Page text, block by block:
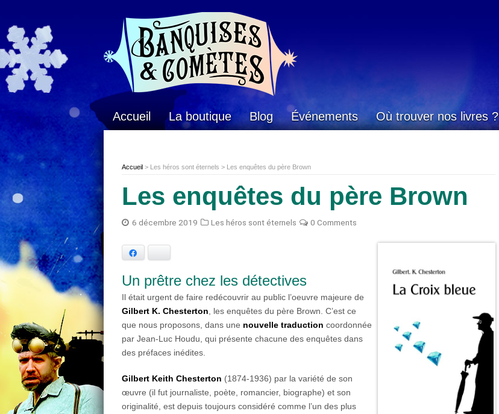
Accueil La boutique Blog Événements Où trouver nos livres ?
Accueil > Les héros sont éternels > Les enquêtes du père Brown
Les enquêtes du père Brown
6 décembre 2019 Les héros sont éternels 0 Comments
Un prêtre chez les détectives
Il était urgent de faire redécouvrir au public l’oeuvre majeure de
Gilbert K. Chesterton , les enquêtes du père Brown. C’est ce
que nous proposons, dans une nouvelle traduction coordonnée
par Jean-Luc Houdu, qui présente chacune des enquêtes dans
des préfaces inédites.
Gilbert Keith Chesterton (1874-1936) par la variété de son
œuvre (il fut journaliste, poète, romancier, biographe) et son
originalité, est depuis toujours considéré comme l’un des plus